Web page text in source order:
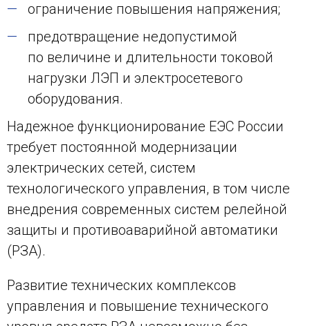
ограничение повышения напряжения;
предотвращение недопустимой
по величине и длительности токовой
нагрузки ЛЭП и электросетевого
оборудования.
Надежное функционирование ЕЭС России
требует постоянной модернизации
электрических сетей, систем
технологического управления, в том числе
внедрения современных систем релейной
защиты и противоаварийной автоматики
(РЗА).
Развитие технических комплексов
управления и повышение технического